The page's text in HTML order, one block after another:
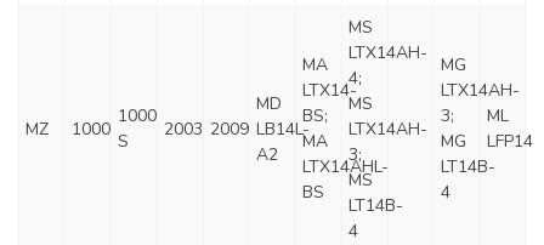
MZ 1000
1000
S
2003 2009
MD
LB14L-
A2
MA
LTX14-
BS;
MA
LTX14AHL-
BS
MS
LTX14AH-
4;
MS
LTX14AH-
3;
MS
LT14B-
4
MG
LTX14AH-
3;
MG
LT14B-
4
ML
LFP14